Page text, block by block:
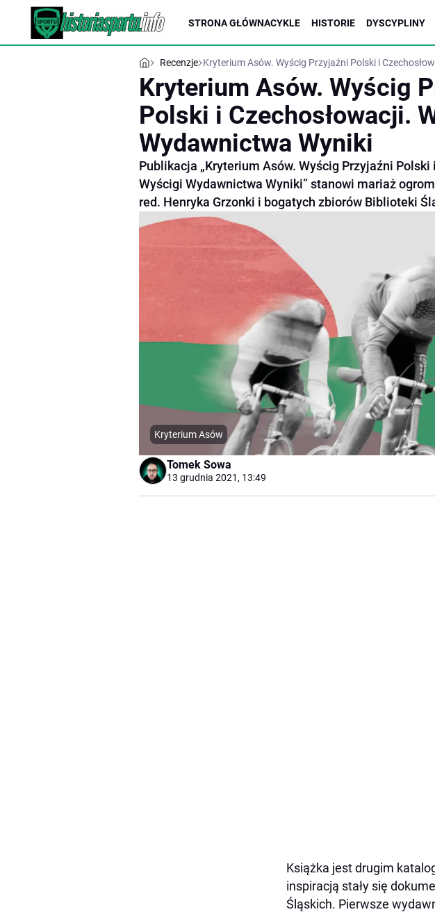
STRONA GŁÓWNACYKLE HISTORIE DYSCYPLINY
Recenzje Kryterium Asów. Wyścig Przyjaźni Polski i
Kryterium Asów. Wyścig
Polski i Czechosłowacji.
Wydawnictwa Wyniki
Publikacja „Kryterium Asów. Wyścig Przyjaźni Polski
Wyścigi Wydawnictwa Wyniki” stanowi mariaż
red. Henryka Grzonki i bogatych zbiorów Biblioteki
Kryterium Asów
Tomek Sowa
13 grudnia 2021, 13:49
Książka jest drugim
inspiracją stały się
Śląskich. Pierwsze